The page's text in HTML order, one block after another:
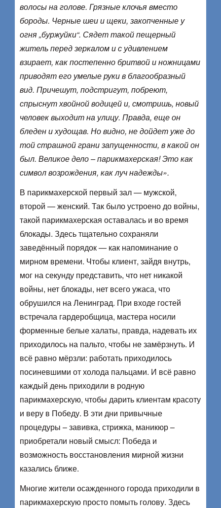
волосы на голове. Грязные клочья вместо
бороды. Черные шеи и щеки, закопченные у
огня „буржуйки“. Сядет такой пещерный
житель перед зеркалом и с удивлением
взирает, как постепенно бритвой и ножницами
приводят его умелые руки в благообразный
вид. Причешут, подстригут, побреют,
спрыснут хвойной водицей и, смотришь, новый
человек выходит на улицу. Правда, еще он
бледен и худощав. Но видно, не дойдет уже до
той страшной грани запущенности, в какой он
был. Великое дело – парикмахерская! Это как
символ возрождения, как луч надежды».
В парикмахерской первый зал — мужской,
второй — женский. Так было устроено до войны,
такой парикмахерская оставалась и во время
блокады. Здесь тщательно сохраняли
заведённый порядок — как напоминание о
мирном времени. Чтобы клиент, зайдя внутрь,
мог на секунду представить, что нет никакой
войны, нет блокады, нет всего ужаса, что
обрушился на Ленинград. При входе гостей
встречала гардеробщица, мастера носили
форменные белые халаты, правда, надевать их
приходилось на пальто, чтобы не замёрзнуть. И
всё равно мёрзли: работать приходилось
посиневшими от холода пальцами. И всё равно
каждый день приходили в родную
парикмахерскую, чтобы дарить клиентам красоту
и веру в Победу. В эти дни привычные
процедуры – завивка, стрижка, маникюр –
приобретали новый смысл: Победа и
возможность восстановления мирной жизни
казались ближе.
Многие жители осажденного города приходили в
парикмахерскую просто помыть голову. Здесь